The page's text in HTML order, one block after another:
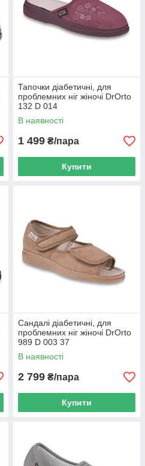
Тапочки діабетичні, для
проблемних ніг жіночі DrOrto
132 D 014
В наявності
1 499 ₴/пара
Купити
Сандалі діабетичні, для
проблемних ніг жіночі DrOrto
989 D 003 37
В наявності
2 799 ₴/пара
Купити